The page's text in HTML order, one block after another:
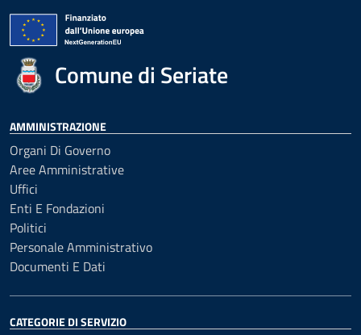
Comune di Seriate
AMMINISTRAZIONE
Organi Di Governo
Aree Amministrative
Uffici
Enti E Fondazioni
Politici
Personale Amministrativo
Documenti E Dati
CATEGORIE DI SERVIZIO